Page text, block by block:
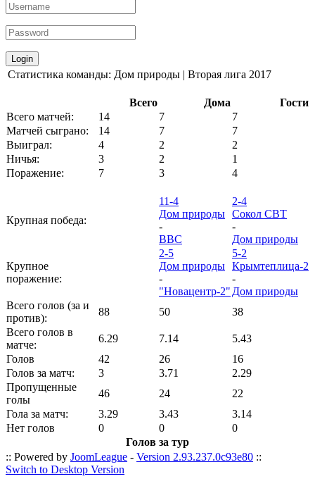
Статистика команды: Дом природы | Вторая лига 2017
Всего Дома
Гости
Всего матчей:
14 7
7
Матчей сыграно:
14 7
7
Выиграл:
4 2
2
Ничья:
3 2
1
Поражение:
7 3 4
Крупная победа:
11-4
Дом природы
-
ВВС
2-4
Сокол СВТ
-
Дом природы
Крупное
поражение:
2-5
Дом природы
-
"Новацентр-2"
5-2
Крымтеплица-2
-
Дом природы
Всего голов (за и
против):
88 50
38
Всего голов в
матче:
6.29 7.14
5.43
Голов
42 26
16
Голов за матч:
3 3.71
2.29
Пропущенные
голы
46 24
22
Гола за матч:
3.29 3.43
3.14
Нет голов
0 0
0
Голов за тур
:: Powered by JoomLeague - Version 2.93.237.0c93e80 ::
Switch to Desktop Version